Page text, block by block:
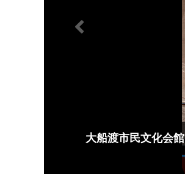
大船渡市民文化会館